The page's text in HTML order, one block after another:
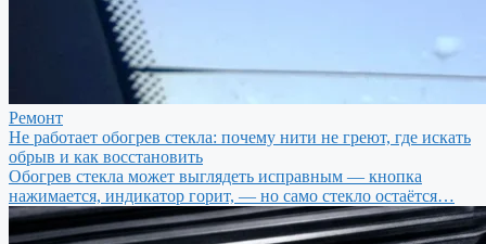
Ремонт
Не работает обогрев стекла: почему нити не греют, где искать
обрыв и как восстановить
Обогрев стекла может выглядеть исправным — кнопка
нажимается, индикатор горит, — но само стекло остаётся…